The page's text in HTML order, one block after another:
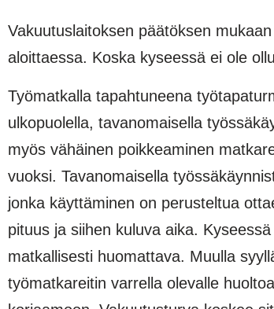
Vakuutuslaitoksen päätöksen
aloittaessa. Koska kyseessä ei ole
Työmatkalla tapahtuneena
ulkopuolella, tavanomaisella
myös vähäinen poikkeaminen
vuoksi. Tavanomaisella
jonka käyttäminen on perusteltua
pituus ja siihen kuluva aika.
matkallisesti huomattava. Muulla
työmatkareitin varrella olevalle